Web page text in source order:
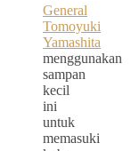
General
Tomoyuki
Yamashita
menggunakan
sampan
kecil
ini
untuk
memasuki